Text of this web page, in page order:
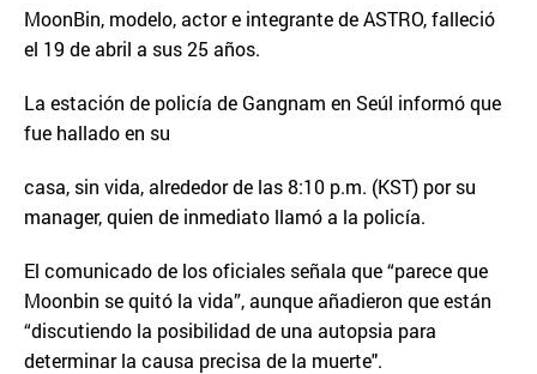
MoonBin, modelo, actor e integrante de ASTRO, falleció
el 19 de abril a sus 25 años.
La estación de policía de Gangnam en Seúl informó que
fue hallado en su
casa, sin vida, alrededor de las 8:10 p.m. (KST) por su
manager, quien de inmediato llamó a la policía.
El comunicado de los oficiales señala que “parece que
Moonbin se quitó la vida”, aunque añadieron que están
“discutiendo la posibilidad de una autopsia para
determinar la causa precisa de la muerte".